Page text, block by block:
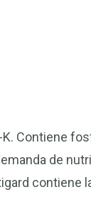
Contiene
de
contiene